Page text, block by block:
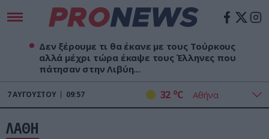
Δεν ξέρουμε τι θα έκανε με τους Τούρκους
αλλά μέχρι τώρα έκαψε τους Έλληνες που
πάτησαν στην Λιβύη...
7ΑΥΓΟΎΣΤΟΥ 09:57 32 oC
ΛΑΘΗ